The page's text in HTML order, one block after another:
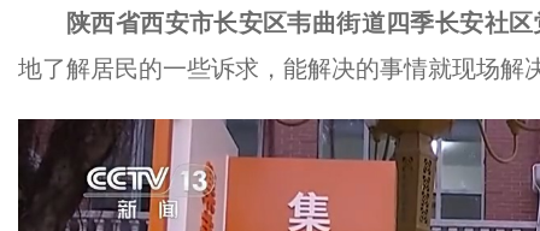
陕西省西安市长安区韦曲街道四季长安社
地了解居民的一些诉求，能解决的事情就现场解